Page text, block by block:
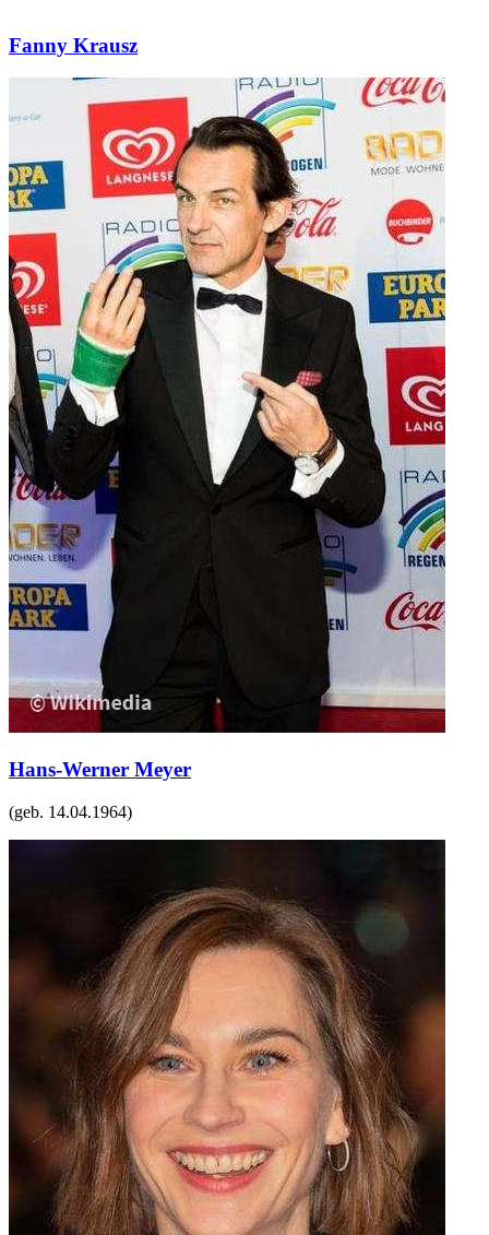
Fanny Krausz
Hans-Werner Meyer
(geb. 14.04.1964)